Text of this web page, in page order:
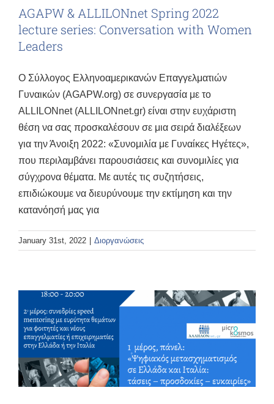
AGAPW & ALLILONnet Spring 2022
lecture series: Conversation with Women
Leaders
Ο Σύλλογος Ελληνοαμερικανών Επαγγελματιών
Γυναικών (AGAPW.org) σε συνεργασία με το
ALLILONnet (ALLILONnet.gr) είναι στην ευχάριστη
θέση να σας προσκαλέσουν σε μια σειρά διαλέξεων
για την Άνοιξη 2022: «Συνομιλία με Γυναίκες Ηγέτες»,
που περιλαμβάνει παρουσιάσεις και συνομιλίες για
σύγχρονα θέματα. Με αυτές τις συζητήσεις,
επιδιώκουμε να διευρύνουμε την εκτίμηση και την
κατανόησή μας για
January 31st, 2022 Διοργανώσεις